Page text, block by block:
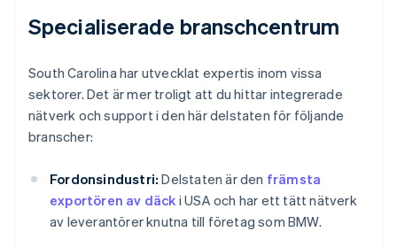
Specialiserade branschcentrum
South Carolina har utvecklat expertis inom vissa
sektorer. Det är mer troligt att du hittar integrerade
nätverk och support i den här delstaten för följande
branscher:
Fordonsindustri: Delstaten är den främsta
exportören av däck i USA och har ett tätt nätverk
av leverantörer knutna till företag som BMW.